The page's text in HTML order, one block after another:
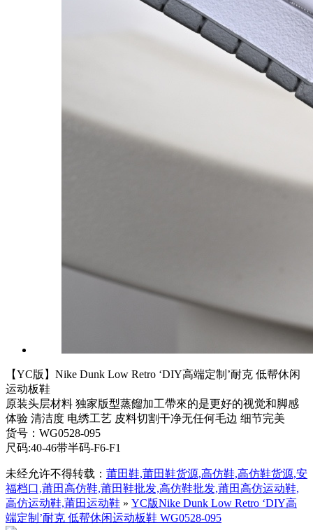
【YC版】Nike Dunk Low Retro ‘DIY高端定制’耐克 低帮休闲
运动板鞋
原装头层材料 独家版型蒸餾加工帶來的是更好的视觉和脚感
体验 清洁度 电绣工艺 皮料切割干净无任何毛边 细节完美
货号：WG0528-095
尺码:40-46带半码-F6-F1
未经允许不得转载： 莆田鞋,莆田鞋货源,高仿鞋,高仿鞋货源,安
福档口,莆田高仿鞋,莆田鞋批发,高仿鞋批发,莆田高仿运动鞋,
高仿运动鞋,莆田运动鞋 » YC版Nike Dunk Low Retro ‘DIY高
端定制’耐克 低帮休闲运动板鞋 WG0528-095